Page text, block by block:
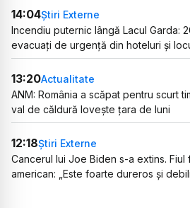
14:04Știri Externe
Incendiu puternic lângă Lacul Garda:
evacuați de urgență din hoteluri și
13:20Actualitate
ANM: România a scăpat pentru scurt
val de căldură lovește țara de luni
12:18Știri Externe
Cancerul lui Joe Biden s-a extins.
american: „Este foarte dureros și